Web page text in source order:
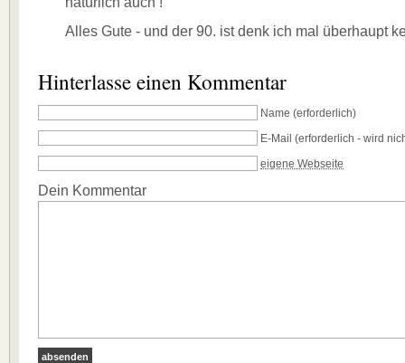
Alles Gute - und der 90. ist denk ich mal überhaupt
Hinterlasse einen Kommentar
Name (erforderlich)
E-Mail (erforderlich - wird
eigene Webseite
Dein Kommentar